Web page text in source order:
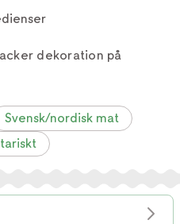
dekoration på
Svensk/nordisk mat